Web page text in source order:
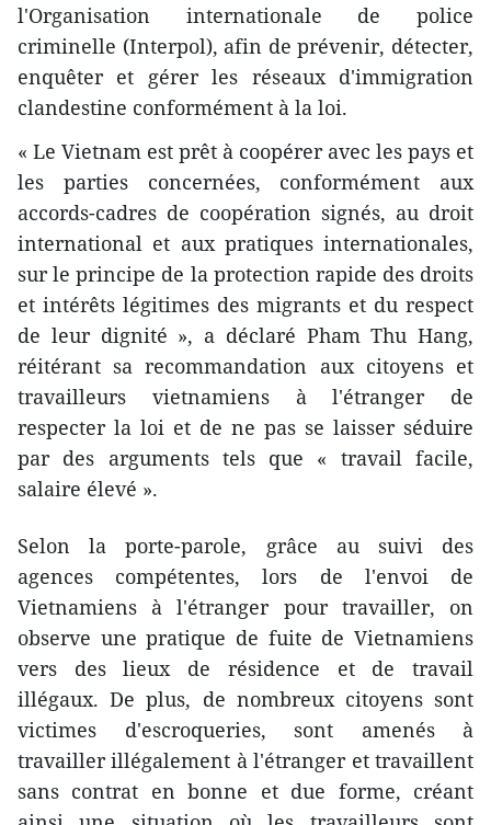
l'Organisation internationale de police
criminelle (Interpol), afin de prévenir, détecter,
enquêter et gérer les réseaux d'immigration
clandestine conformément à la loi.
« Le Vietnam est prêt à coopérer avec les pays et
les parties concernées, conformément aux
accords-cadres de coopération signés, au droit
international et aux pratiques internationales,
sur le principe de la protection rapide des droits
et intérêts légitimes des migrants et du respect
de leur dignité », a déclaré Pham Thu Hang,
réitérant sa recommandation aux citoyens et
travailleurs vietnamiens à l'étranger de
respecter la loi et de ne pas se laisser séduire
par des arguments tels que « travail facile,
salaire élevé ».
Selon la porte-parole, grâce au suivi des
agences compétentes, lors de l'envoi de
Vietnamiens à l'étranger pour travailler, on
observe une pratique de fuite de Vietnamiens
vers des lieux de résidence et de travail
illégaux. De plus, de nombreux citoyens sont
victimes d'escroqueries, sont amenés à
travailler illégalement à l'étranger et travaillent
sans contrat en bonne et due forme, créant